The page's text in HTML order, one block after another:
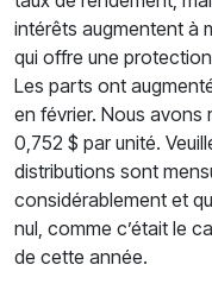
intérêts augmentent à
qui offre une
Les parts ont
en février. Nous avons
0,752 $ par unité.
distributions sont
considérablement et
nul, comme c’était le
de cette année.